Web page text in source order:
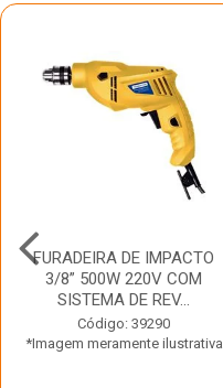
FURADEIRA DE IMPACTO
3/8” 500W 220V COM
SISTEMA DE REV...
Código: 39290
*Imagem meramente ilustrativa